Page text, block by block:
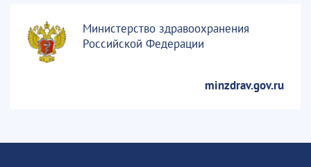
Министерство здравоохранения
Российской Федерации
minzdrav.gov.ru